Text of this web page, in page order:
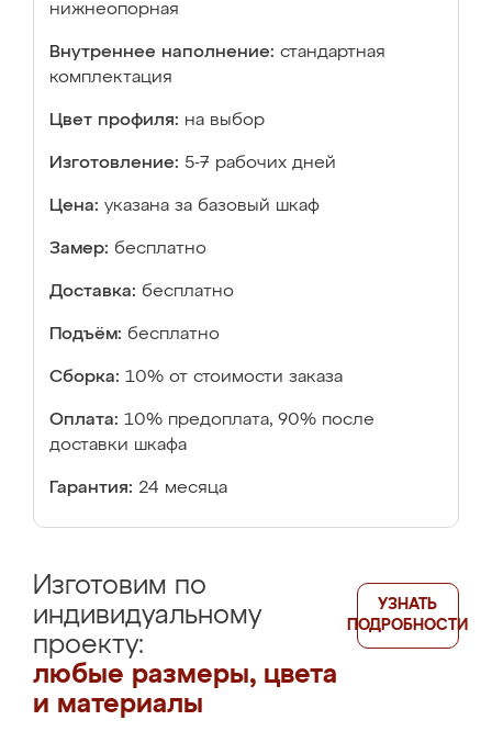
нижнеопорная
Внутреннее наполнение: стандартная
комплектация
Цвет профиля: на выбор
Изготовление: 5-7 рабочих дней
Цена: указана за базовый шкаф
Замер: бесплатно
Доставка: бесплатно
Подъём: бесплатно
Сборка: 10% от стоимости заказа
Оплата: 10% предоплата, 90% после
доставки шкафа
Гарантия: 24 месяца
Изготовим по
индивидуальному
проекту:
любые размеры, цвета
и материалы
УЗНАТЬ
ПОДРОБНОСТИ